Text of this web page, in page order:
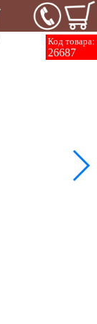
Код товара:
26687